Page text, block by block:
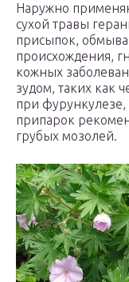
Наружно
сухой травы
присыпок,
происхождения,
кожных
зудом, таких как
при фурункулезе,
припарок
грубых мозолей.